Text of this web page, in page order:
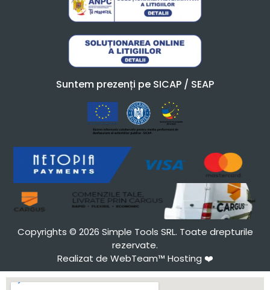
Suntem prezenți pe SICAP / SEAP
Copyrights © 2026 Simple Tools SRL. Toate drepturile
rezervate.
Realizat de WebTeam™ Hosting ❤️